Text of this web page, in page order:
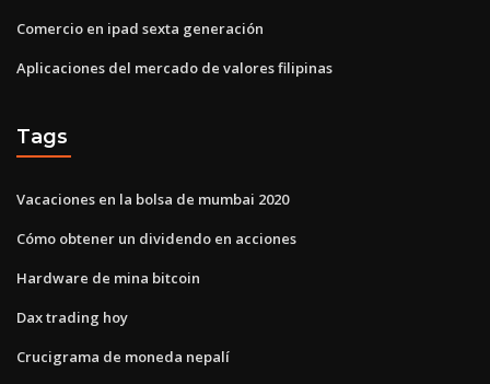
Comercio en ipad sexta generación
Aplicaciones del mercado de valores filipinas
Tags
Vacaciones en la bolsa de mumbai 2020
Cómo obtener un dividendo en acciones
Hardware de mina bitcoin
Dax trading hoy
Crucigrama de moneda nepalí